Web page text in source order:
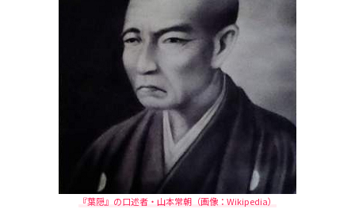
『葉隠』の口述者・山本常朝（画像：Wikipedia）